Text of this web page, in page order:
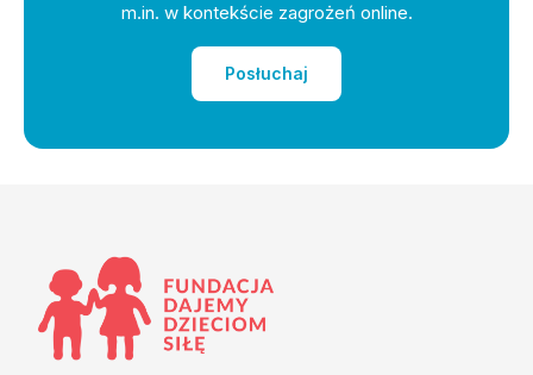
m.in. w kontekście zagrożeń online.
Posłuchaj